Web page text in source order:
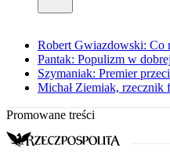
Robert Gwiazdowski: Co
Pantak: Populizm w
Szymaniak: Premier
Michał Ziemiak, rzecznik
Promowane treści